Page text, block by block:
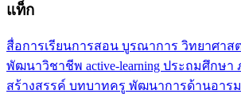
แท็ก
สื่อการเรียนการสอน บูรณาการ วิทยาศาส
พัฒนาวิชาชีพ active-learning ประถมศึกษา
สร้างสรรค์ บทบาทครู พัฒนาการด้านอาร